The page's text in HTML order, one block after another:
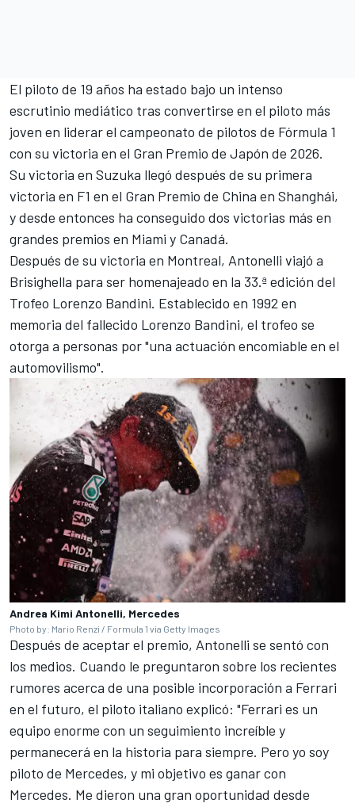
El piloto de 19 años ha estado bajo un intenso
escrutinio mediático tras convertirse en el piloto más
joven en liderar el campeonato de pilotos de Fórmula 1
con su victoria en el Gran Premio de Japón de 2026.
Su victoria en Suzuka llegó después de su primera
victoria en F1 en el Gran Premio de China en Shanghái,
y desde entonces ha conseguido dos victorias más en
grandes premios en Miami y Canadá.
Después de su victoria en Montreal, Antonelli viajó a
Brisighella para ser homenajeado en la 33.ª edición del
Trofeo Lorenzo Bandini. Establecido en 1992 en
memoria del fallecido Lorenzo Bandini, el trofeo se
otorga a personas por "una actuación encomiable en el
automovilismo".
Andrea Kimi Antonelli, Mercedes
Photo by: Mario Renzi / Formula 1 via Getty Images
Después de aceptar el premio, Antonelli se sentó con
los medios. Cuando le preguntaron sobre los recientes
rumores acerca de una posible incorporación a Ferrari
en el futuro, el piloto italiano explicó: "Ferrari es un
equipo enorme con un seguimiento increíble y
permanecerá en la historia para siempre. Pero yo soy
piloto de Mercedes, y mi objetivo es ganar con
Mercedes. Me dieron una gran oportunidad desde